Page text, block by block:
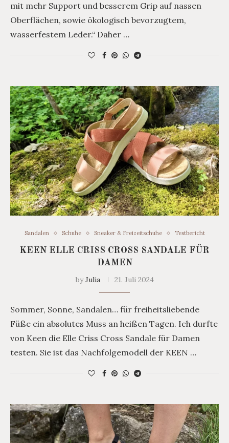
mit mehr Support und besserem Grip auf nassen
Oberflächen, sowie ökologisch bevorzugtem,
wasserfestem Leder.“ Daher …
Sandalen Schuhe Sneaker & Freizeitschuhe Testbericht
KEEN ELLE CRISS CROSS SANDALE FÜR
DAMEN
byJulia 21. Juli 2024
Sommer, Sonne, Sandalen… für freiheitsliebende
Füße ein absolutes Muss an heißen Tagen. Ich durfte
von Keen die Elle Criss Cross Sandale für Damen
testen. Sie ist das Nachfolgemodell der KEEN …